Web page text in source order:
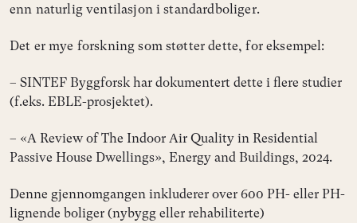
enn naturlig ventilasjon i standardboliger.
Det er mye forskning som støtter dette, for eksempel:
– SINTEF Byggforsk har dokumentert dette i flere studier
(f.eks. EBLE-prosjektet).
– «A Review of The Indoor Air Quality in Residential
Passive House Dwellings», Energy and Buildings, 2024.
Denne gjennomgangen inkluderer over 600 PH- eller PH-
lignende boliger (nybygg eller rehabiliterte)